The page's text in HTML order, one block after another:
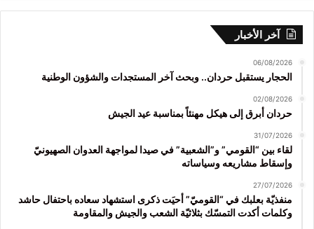
آخر الأخبار
06/08/2026
الحجار يستقبل حردان.. وبحث آخر المستجدات والشؤون الوطنية
02/08/2026
حردان أبرق إلى هيكل مهنئاً بمناسبة عيد الجيش
31/07/2026
لقاء بين “القومي” و”الشعبية” في صيدا لمواجهة العدوان الصهيونيّ
وإسقاط مشاريعه وسياساته
27/07/2026
منفذيّة بعلبك في “القوميّ” أحيَت ذكرى استشهاد سعاده باحتفال حاشد
وكلمات أكدت التمسّك بثلاثيّة الشعب والجيش والمقاومة